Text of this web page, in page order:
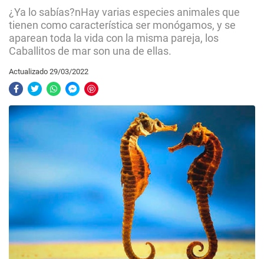
¿Ya lo sabías?nHay varias especies animales que
tienen como característica ser monógamos, y se
aparean toda la vida con la misma pareja, los
Caballitos de mar son una de ellas.
Actualizado 29/03/2022